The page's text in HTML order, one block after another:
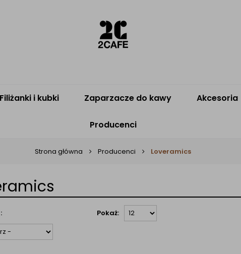
Filiżanki i kubki Zaparzacze do kawy Akcesoria
Producenci
Strona główna Producenci Loveramics
Pokaż: